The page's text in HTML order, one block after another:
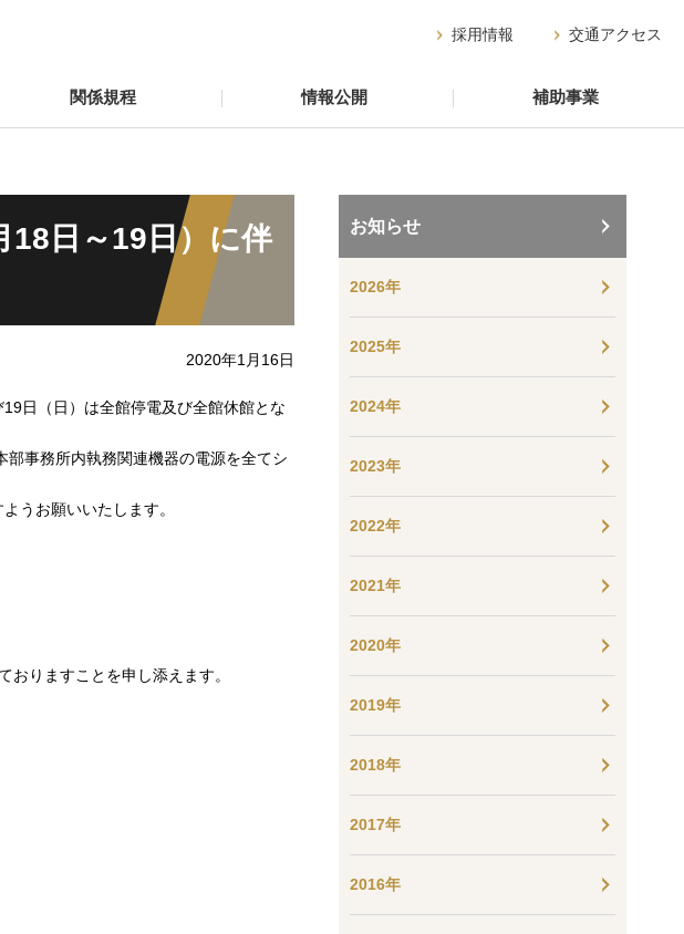
関係規程 情報公開 補助事業
採用情報 交通アクセス
18日～19日）に伴
2020年1月16日
日（日）は全館停電及び全館休館とな
事務所内執務関連機器の電源を全てシ
うお願いいたします。
りますことを申し添えます。
お知らせ
2026年
2025年
2024年
2023年
2022年
2021年
2020年
2019年
2018年
2017年
2016年